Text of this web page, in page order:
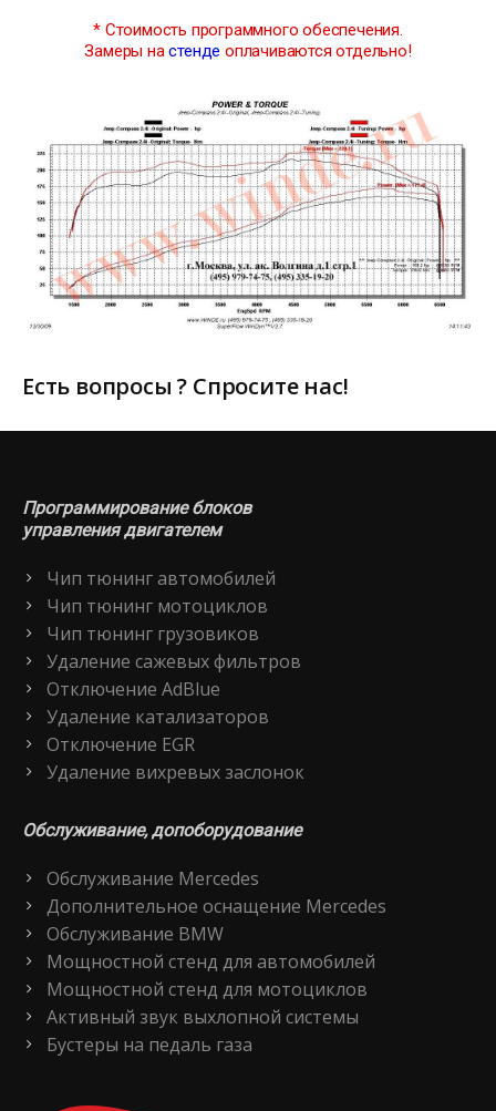
* Стоимость программного обеспечения.
Замеры настенде оплачиваются отдельно!
Есть вопросы ? Спросите нас!
Программирование блоков
управления двигателем
Чип тюнинг автомобилей
Чип тюнинг мотоциклов
Чип тюнинг грузовиков
Удаление сажевых фильтров
Отключение AdBlue
Удаление катализаторов
Отключение EGR
Удаление вихревых заслонок
Обслуживание, допоборудование
Обслуживание Mercedes
Дополнительное оснащение Mercedes
Обслуживание BMW
Мощностной стенд для автомобилей
Мощностной стенд для мотоциклов
Активный звук выхлопной системы
Бустеры на педаль газа